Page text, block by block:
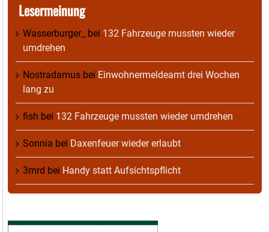
Lesermeinung
Wasserburger_ bei 132 Fahrzeuge mussten wieder
umdrehen
Nostradamus bei Einwohnermeldeamt drei Wochen
lang zu
fish bei 132 Fahrzeuge mussten wieder umdrehen
Sonnia bei Daxenfeuer wieder erlaubt
3mrd bei Handy statt Aufsichtspflicht